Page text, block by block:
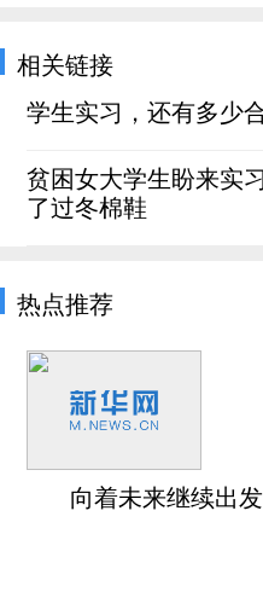
相关链接
学生实习，还有多少
贫困女大学生盼来实
了过冬棉鞋
热点推荐
向着未来继续出